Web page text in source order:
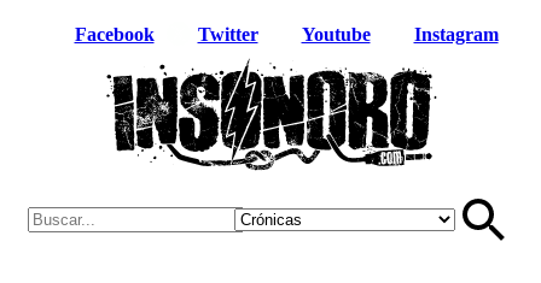
Facebook Twitter Youtube Instagram